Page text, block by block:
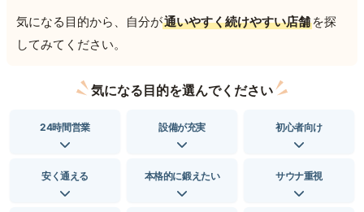
気になる目的から、自分が通いやすく続けやすい店舗 を探
してみてください。
気になる目的を選んでください
24時間営業 設備が充実 初心者向け
安く通える 本格的に鍛えたい サウナ重視